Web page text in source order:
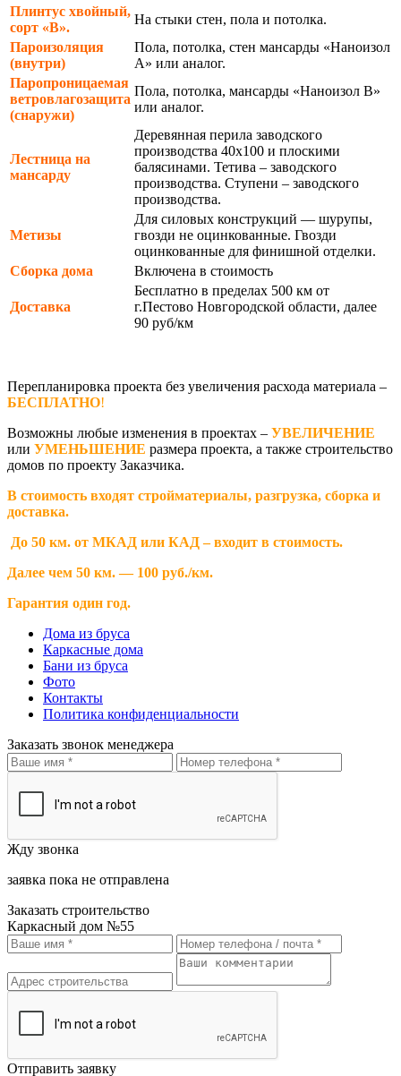
Плинтус хвойный,
сорт «В».
На стыки стен, пола и потолка.
Пароизоляция
(внутри)
Пола, потолка, стен мансарды «Наноизол
А» или аналог.
Паропроницаемая
ветровлагозащита
(снаружи)
Пола, потолка, мансарды «Наноизол В»
или аналог.
Лестница на
мансарду
Деревянная перила заводского
производства 40х100 и плоскими
балясинами. Тетива – заводского
производства. Ступени – заводского
производства.
Метизы
Для силовых конструкций — шурупы,
гвозди не оцинкованные. Гвозди
оцинкованные для финишной отделки.
Сборка дома
Включена в стоимость
Доставка
Бесплатно в пределах 500 км от
г.Пестово Новгородской области, далее
90 руб/км
Перепланировка проекта без увеличения расхода материала –
БЕСПЛАТНО!
Возможны любые изменения в проектах – УВЕЛИЧЕНИЕ
или УМЕНЬШЕНИЕ размера проекта, а также строительство
домов по проекту Заказчика.
В стоимость входят стройматериалы, разгрузка, сборка и
доставка.
До 50 км. от МКАД или КАД – входит в стоимость.
Далее чем 50 км. — 100 руб./км.
Гарантия один год.
Дома из бруса
Каркасные дома
Бани из бруса
Фото
Контакты
Политика конфиденциальности
Заказать звонок менеджера
Жду звонка
заявка пока не отправлена
Заказать строительство
Каркасный дом №55
Отправить заявку